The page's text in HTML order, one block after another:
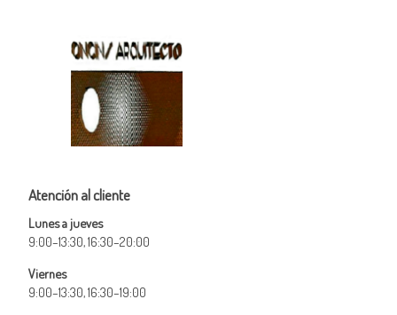
Atención al cliente
Lunes a jueves
9:00–13:30, 16:30–20:00
Viernes
9:00–13:30, 16:30–19:00